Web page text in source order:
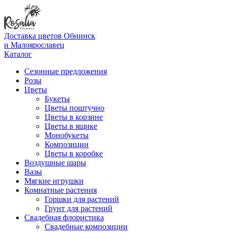
Доставка цветов Обнинск
и Малоярославец
Каталог
Сезонные предложения
Розы
Цветы
Букеты
Цветы поштучно
Цветы в корзине
Цветы в ящике
Монобукеты
Композиции
Цветы в коробке
Воздушные шары
Вазы
Мягкие игрушки
Комнатные растения
Горшки для растений
Грунт для растений
Свадебная флористика
Свадебные композиции